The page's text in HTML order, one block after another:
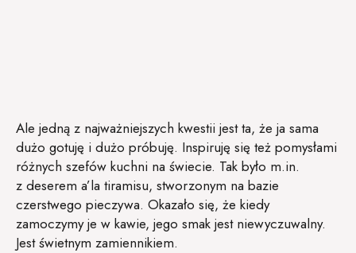
Ale jedną z najważniejszych kwestii jest ta, że ja sama
dużo gotuję i dużo próbuję. Inspiruję się też pomysłami
różnych szefów kuchni na świecie. Tak było m.in.
z deserem a’la tiramisu, stworzonym na bazie
czerstwego pieczywa. Okazało się, że kiedy
zamoczymy je w kawie, jego smak jest niewyczuwalny.
Jest świetnym zamiennikiem.